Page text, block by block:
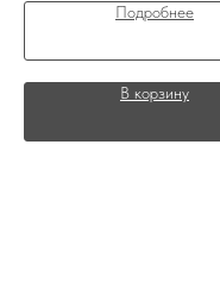
Подробнее
В корзину